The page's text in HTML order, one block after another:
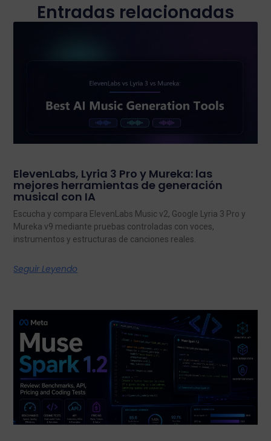
Entradas relacionadas
ElevenLabs, Lyria 3 Pro y Mureka: las
mejores herramientas de generación
musical con IA
Escucha y compara ElevenLabs Music v2, Google Lyria 3 Pro y
Mureka v9 mediante pruebas controladas con voces,
instrumentos y estructuras de canciones reales.
Seguir Leyendo